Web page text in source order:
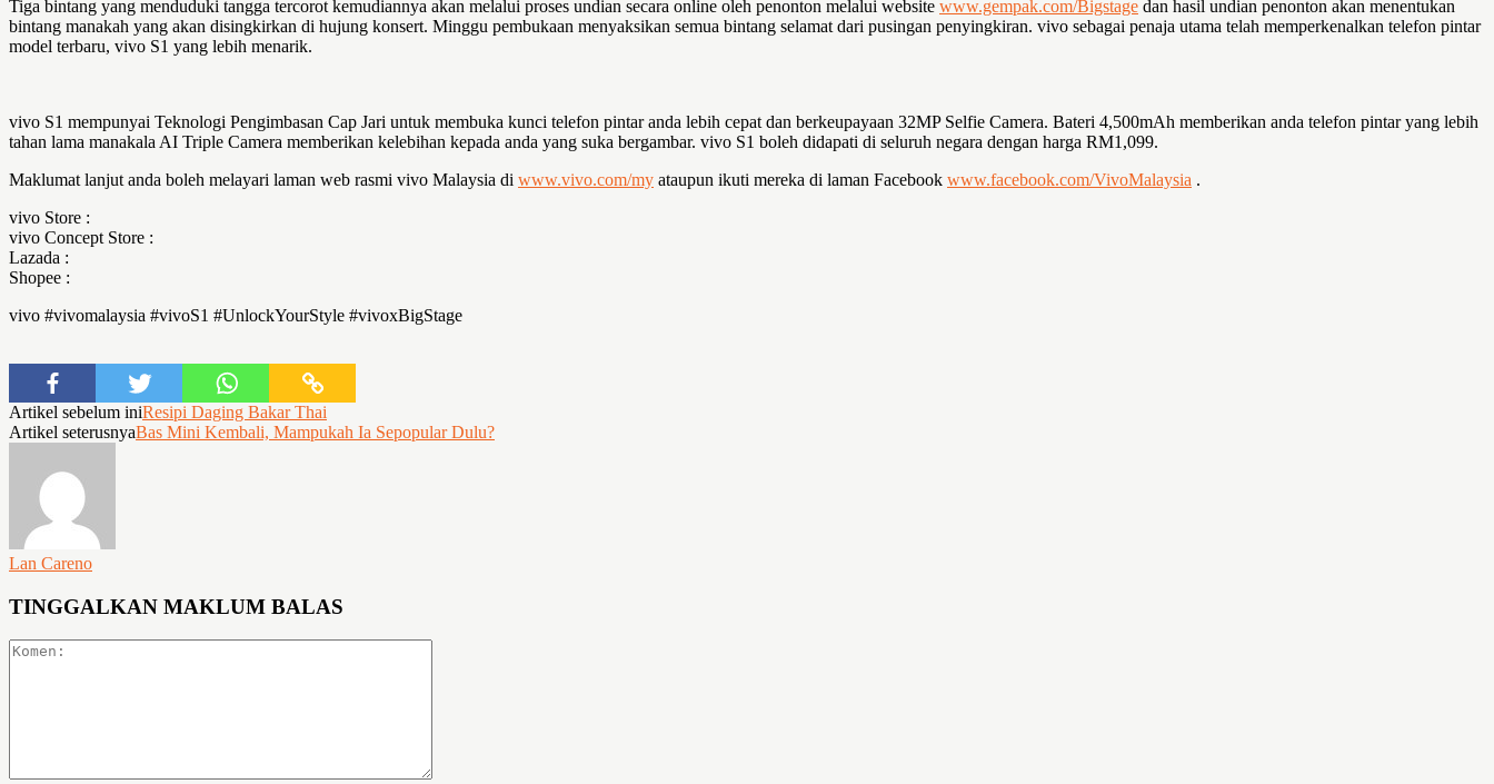
Tiga bintang yang menduduki tangga tercorot kemudiannya akan melalui proses undian secara online oleh penonton melalui website www.gempak.com/Bigstage dan hasil undian penonton akan menentukan
bintang manakah yang akan disingkirkan di hujung konsert. Minggu pembukaan menyaksikan semua bintang selamat dari pusingan penyingkiran. vivo sebagai penaja utama telah memperkenalkan telefon pintar
model terbaru, vivo S1 yang lebih menarik.
vivo S1 mempunyai Teknologi Pengimbasan Cap Jari untuk membuka kunci telefon pintar anda lebih cepat dan berkeupayaan 32MP Selfie Camera. Bateri 4,500mAh memberikan anda telefon pintar yang lebih
tahan lama manakala AI Triple Camera memberikan kelebihan kepada anda yang suka bergambar. vivo S1 boleh didapati di seluruh negara dengan harga RM1,099.
Maklumat lanjut anda boleh melayari laman web rasmi vivo Malaysia di www.vivo.com/my ataupun ikuti mereka di laman Facebook www.facebook.com/VivoMalaysia .
vivo Store :
vivo Concept Store :
Lazada :
Shopee :
vivo #vivomalaysia #vivoS1 #UnlockYourStyle #vivoxBigStage
Artikel sebelum iniResipi Daging Bakar Thai
Artikel seterusnyaBas Mini Kembali, Mampukah Ia Sepopular Dulu?
Lan Careno
TINGGALKAN MAKLUM BALAS